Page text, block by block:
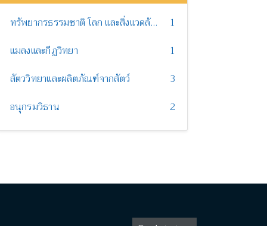
ทรัพยากรธรรมชาติ โลก และสิ่งแวดล้อม
1
แมลงและกีฏวิทยา
1
สัตววิทยาและผลิตภัณฑ์จากสัตว์
3
อนุกรมวิธาน
2